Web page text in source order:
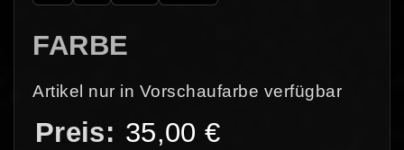
FARBE
Artikel nur in Vorschaufarbe verfügbar
35,00 €